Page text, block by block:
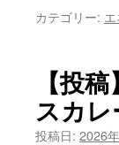
カテゴリー:
【投
スカレ
投稿日: 2026